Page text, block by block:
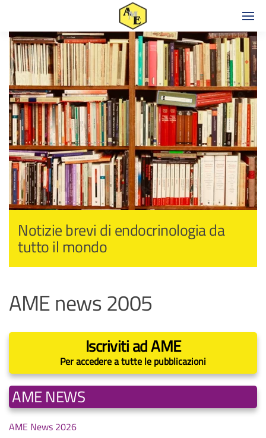
Notizie brevi di endocrinologia da
tutto il mondo
AME news 2005
Iscriviti ad AME
Per accedere a tutte le pubblicazioni
AME NEWS
AME News 2026